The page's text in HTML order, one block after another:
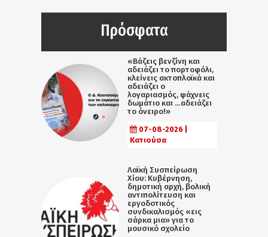
Πρόσφατα
«Βάζεις βενζίνη και
αδειάζει το πορτοφόλι,
κλείνεις ακτοπλοϊκά και
αδειάζει ο
λογαριασμός, ψάχνεις
δωμάτιο και …αδειάζει
το όνειρο!»
07-08-2026 |
Κατιούσα
Λαϊκή Συσπείρωση
Χίου: Κυβέρνηση,
δημοτική αρχή, βολική
αντιπολίτευση και
εργοδοτικός
συνδικαλισμός «εις
σάρκα μια» για το
μουσικό σχολείο